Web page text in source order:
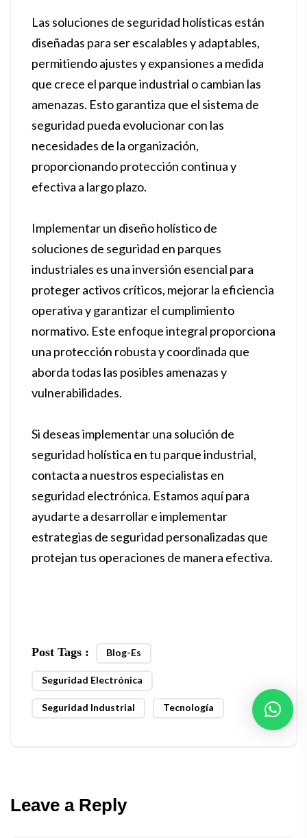
Las soluciones de seguridad holísticas están
diseñadas para ser escalables y adaptables,
permitiendo ajustes y expansiones a medida
que crece el parque industrial o cambian las
amenazas. Esto garantiza que el sistema de
seguridad pueda evolucionar con las
necesidades de la organización,
proporcionando protección continua y
efectiva a largo plazo.
Implementar un diseño holístico de
soluciones de seguridad en parques
industriales es una inversión esencial para
proteger activos críticos, mejorar la eficiencia
operativa y garantizar el cumplimiento
normativo. Este enfoque integral proporciona
una protección robusta y coordinada que
aborda todas las posibles amenazas y
vulnerabilidades.
Si deseas implementar una solución de
seguridad holística en tu parque industrial,
contacta a nuestros especialistas en
seguridad electrónica. Estamos aquí para
ayudarte a desarrollar e implementar
estrategias de seguridad personalizadas que
protejan tus operaciones de manera efectiva.
Post Tags : Blog-Es
Seguridad Electrónica
Seguridad Industrial Tecnología
Leave a Reply